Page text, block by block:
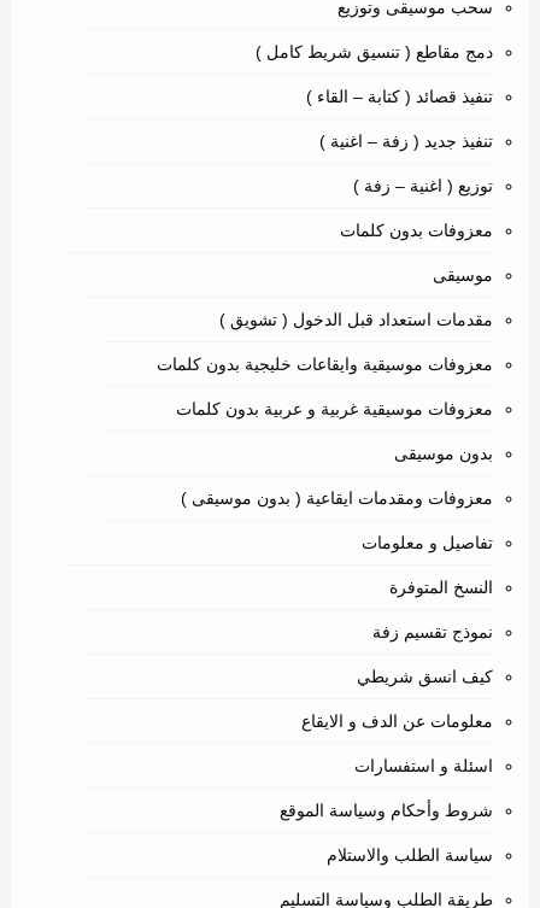
سحب موسيقى وتوزيع
دمج مقاطع ( تنسيق شريط كامل )
تنفيذ قصائد ( كتابة – القاء )
تنفيذ جديد ( زفة – اغنية )
توزيع ( اغنية – زفة )
معزوفات بدون كلمات
موسيقى
مقدمات استعداد قبل الدخول ( تشويق )
معزوفات موسيقية وايقاعات خليجية بدون كلمات
معزوفات موسيقية غربية و عربية بدون كلمات
بدون موسيقى
معزوفات ومقدمات ايقاعية ( بدون موسيقى )
تفاصيل و معلومات
النسخ المتوفرة
نموذج تقسيم زفة
كيف انسق شريطي
معلومات عن الدف و الايقاع
اسئلة و استفسارات
شروط وأحكام وسياسة الموقع
سياسة الطلب والاستلام
طريقة الطلب وسياسة التسليم